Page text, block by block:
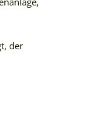
der